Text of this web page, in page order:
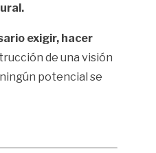
exigir, hacer
de una visión
potencial se